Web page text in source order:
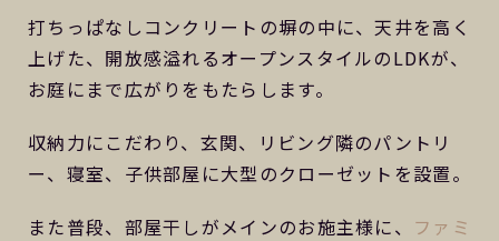
打ちっぱなしコンクリートの塀の中に、天井を高く
上げた、開放感溢れるオープンスタイルのLDKが、
お庭にまで広がりをもたらします。
収納力にこだわり、玄関、リビング隣のパントリ
ー、寝室、子供部屋に大型のクローゼットを設置。
また普段、部屋干しがメインのお施主様に、 ファミ